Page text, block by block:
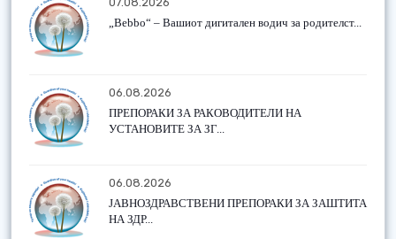
„Bebbo“ – Вашиот дигитален водич за родителст...
06.08.2026
ПРЕПОРАКИ ЗА РАКОВОДИТЕЛИ НА
УСТАНОВИТЕ ЗА ЗГ...
06.08.2026
ЈАВНОЗДРАВСТВЕНИ ПРЕПОРАКИ ЗА ЗАШТИТА
НА ЗДР...